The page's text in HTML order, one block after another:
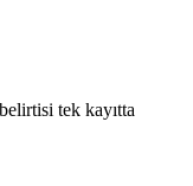
tek kayıtta